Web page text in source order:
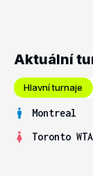
Aktuální
Hlavní turnaje
Montreal
Toronto WTA